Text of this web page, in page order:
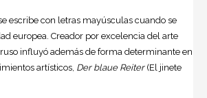
escribe con letras mayúsculas cuando se
europea. Creador por excelencia del arte
influyó además de forma determinante en
artísticos, Der blaue Reiter(El jinete